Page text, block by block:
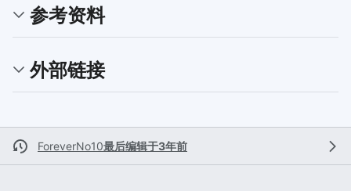
参考资料
外部链接
ForeverNo10最后编辑于3年前